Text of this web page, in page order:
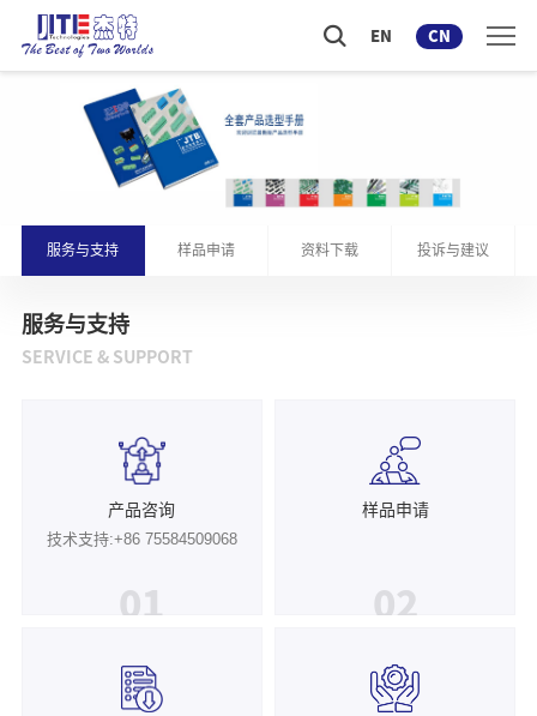
EN CN
服务与支持 样品申请 资料下载 投诉与建议
服务与支持
SERVICE & SUPPORT
产品咨询
技术支持:+86 75584509068
01
样品申请
02